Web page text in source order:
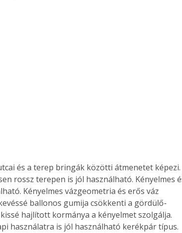
és a terep bringák közötti átmenetet képezi.
rossz terepen is jól használható. Kényelmes
Kényelmes vázgeometria és erős váz
ballonos gumija csökkenti a gördülő-
hajlított kormánya a kényelmet szolgálja.
használatra is jól használható kerékpár típus.